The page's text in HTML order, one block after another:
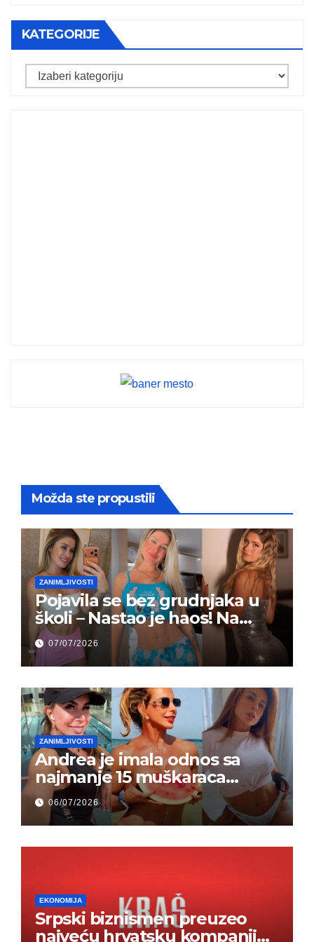
KATEGORIJE
Kategorije
Možda ste propustili
ZANIMLJIVOSTI
Pojavila se bez grudnjaka u
školi – Nastao je haos! Na
grupi je majke napale (FOTO)
07/07/2026
ZANIMLJIVOSTI
Andrea je imala odnos sa
najmanje 15 muškaraca
odjednom – „Doktor mi je
rekao…“ (FOTO)
06/07/2026
EKONOMIJA
Srpski biznismen preuzeo
najveću hrvatsku kompaniju i